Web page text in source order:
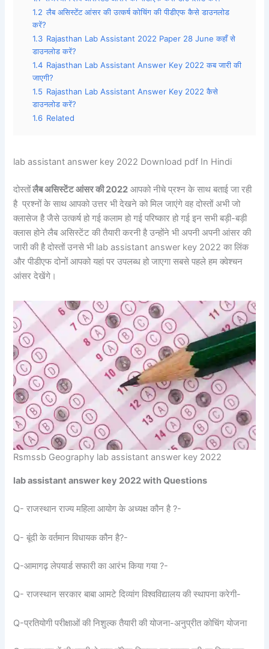
1.2 लैब असिस्टेंट आंसर की उत्कर्ष कोचिंग की पीडीएफ कैसे डाउनलोड
करें?
1.3 Rajasthan Lab Assistant 2022 Paper 28 June कहाँ से
डाउनलोड करें?
1.4 Rajasthan Lab Assistant Answer Key 2022 कब जारी की
जाएगी?
1.5 Rajasthan Lab Assistant Answer Key 2022 कैसे
डाउनलोड करें?
1.6 Related
lab assistant answer key 2022 Download pdf In Hindi
दोस्तोंलैब असिस्टेंट आंसर की 2022 आपको नीचे प्रश्न के साथ बताई जा रही
है प्रश्नों के साथ आपको उत्तर भी देखने को मिल जाएंगे वह दोस्तों अभी जो
क्लासेज है जैसे उत्कर्ष हो गई कलाम हो गई परिष्कार हो गई इन सभी बड़ी-बड़ी
क्लास होने लैब असिस्टेंट की तैयारी करनी है उन्होंने भी अपनी अपनी आंसर की
जारी की है दोस्तों उनसे भी lab assistant answer key 2022 का लिंक
और पीडीएफ दोनों आपको यहां पर उपलब्ध हो जाएगा सबसे पहले हम क्वेश्चन
आंसर देखेंगे।
Rsmssb Geography lab assistant answer key 2022
lab assistant answer key 2022 with Questions
Q- राजस्थान राज्य महिला आयोग के अध्यक्ष कौन है ?-
Q- बूंदी के वर्तमान विधायक कौन है?-
Q-आमागढ़ लेपयार्ड सफारी का आरंभ किया गया ?-
Q- राजस्थान सरकार बाबा आमटे दिव्यांग विश्वविद्यालय की स्थापना करेगी-
Q-प्रतियोगी परीक्षाओं की निशुल्क तैयारी की योजना-अनुप्रीत कोचिंग योजना